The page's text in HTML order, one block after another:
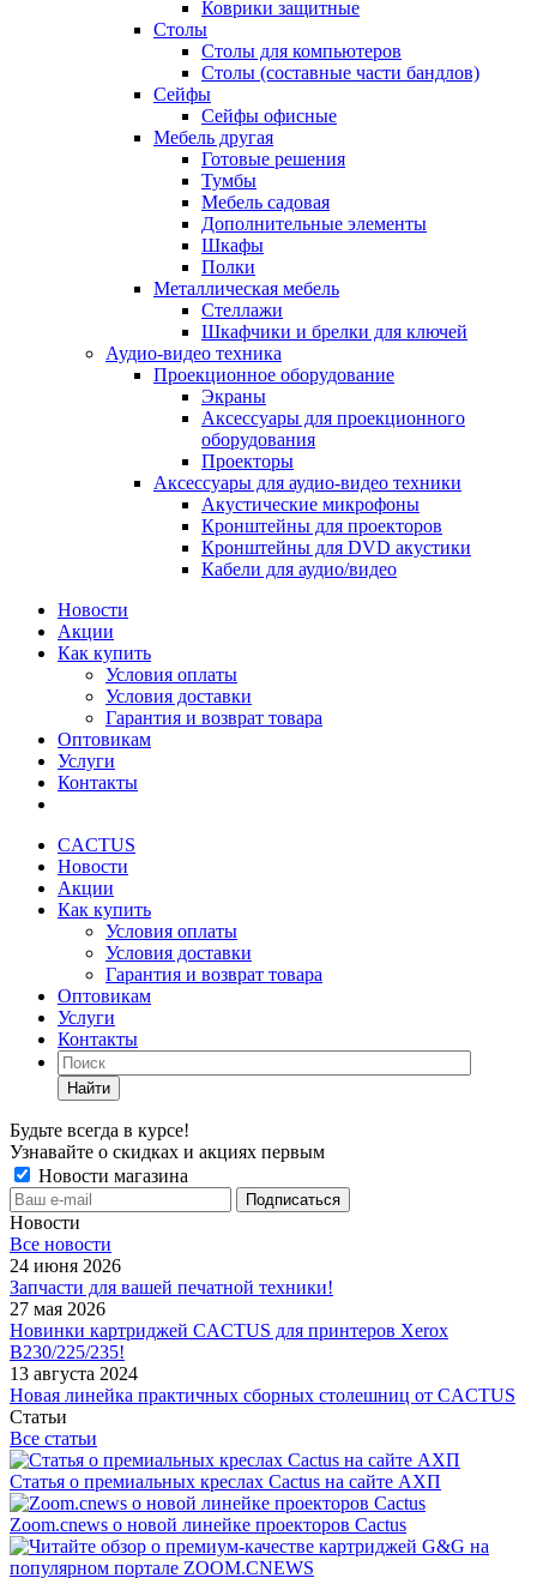
Коврики защитные
Столы
Столы для компьютеров
Столы (составные части бандлов)
Сейфы
Сейфы офисные
Мебель другая
Готовые решения
Тумбы
Мебель садовая
Дополнительные элементы
Шкафы
Полки
Металлическая мебель
Стеллажи
Шкафчики и брелки для ключей
Аудио-видео техника
Проекционное оборудование
Экраны
Аксессуары для проекционного
оборудования
Проекторы
Аксессуары для аудио-видео техники
Акустические микрофоны
Кронштейны для проекторов
Кронштейны для DVD акустики
Кабели для аудио/видео
Новости
Акции
Как купить
Условия оплаты
Условия доставки
Гарантия и возврат товара
Оптовикам
Услуги
Контакты
CACTUS
Новости
Акции
Как купить
Условия оплаты
Условия доставки
Гарантия и возврат товара
Оптовикам
Услуги
Контакты
Найти
Будьте всегда в курсе!
Узнавайте о скидках и акциях первым
Новости магазина
Новости
Все новости
24 июня 2026
Запчасти для вашей печатной техники!
27 мая 2026
Новинки картриджей CACTUS для принтеров Xerox
B230/225/235!
13 августа 2024
Новая линейка практичных сборных столешниц от CACTUS
Статьи
Все статьи
Статья о премиальных креслах Cactus на сайте АХП
Zoom.cnews о новой линейке проекторов Cactus